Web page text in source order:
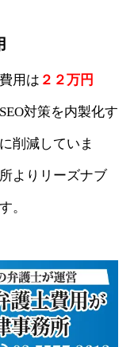
用は ２２万円
対策を内製化す
削減していま
よりリーズナブ
。